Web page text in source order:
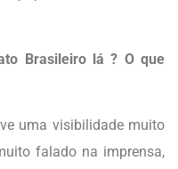
Brasileiro lá ? O que
uma visibilidade muito
falado na imprensa,